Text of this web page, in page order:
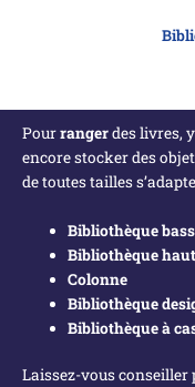
Pourrangerdes livres,
encore stocker des
de toutes tailles
Bibliothèque
Bibliothèque
Colonne
Bibliothèque
Bibliothèque à
Laissez-vous conseiller